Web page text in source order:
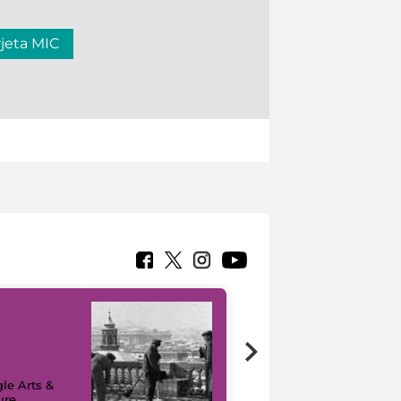
MIC
Arts &